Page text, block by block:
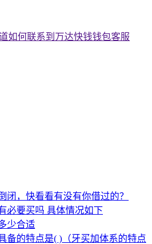
如何联系到万达快钱钱包客服
闭，快看看有没有你借过的？
必要买吗 具体情况如下
少合适
备的特点是( )（牙买加体系的特点